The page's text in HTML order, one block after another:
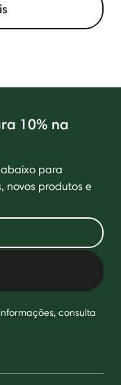
10% na
para
novos produtos e
consulta